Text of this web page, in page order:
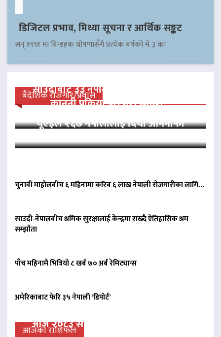
डिजिटल प्रभाव, मिथ्या सूचना र आर्थिक सङ्कट
सन् १९९१ मा विन्डहक घोषणासँगै प्रत्येक वर्षको मे ३ का
बैदेशिक रोजगार/प्रवास
साउदीबाट ३३ नेपाली कैदीलाई आममाफी,
कानुनी प्रक्रिया पूरा गरी स्वदेश…
यूएईले २६७ नेपालीलाई दियो आममाफी
चुनावी माहोलबीच ६ महिनामा करिब ६ लाख नेपाली रोजगारीका लागि…
साउदी-नेपालबीच श्रमिक सुरक्षालाई केन्द्रमा राख्दै ऐतिहासिक श्रम
सम्झौता
पाँच महिनामै भित्रियो ८ खर्ब ७० अर्ब रेमिट्यान्स
अमेरिकाबाट फेरि ३५ नेपाली ‘डिपोर्ट’
आजको राशिफल
आज २०८३ साल साउन २३ गते शनिवारको